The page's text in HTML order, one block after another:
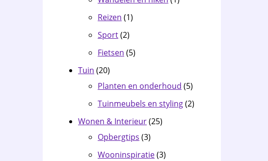
Reizen (1)
Sport(2)
Fietsen (5)
Tuin (20)
Planten en onderhoud (5)
Tuinmeubels en styling(2)
Wonen & Interieur(25)
Opbergtips (3)
Wooninspiratie(3)